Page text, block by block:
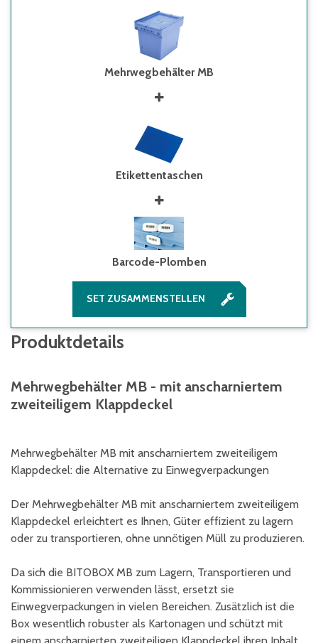
Mehrwegbehälter MB
Etikettentaschen
Barcode-Plomben
SET ZUSAMMENSTELLEN
Produktdetails
Mehrwegbehälter MB - mit anscharniertem
zweiteiligem Klappdeckel
Mehrwegbehälter MB mit anscharniertem zweiteiligem
Klappdeckel: die Alternative zu Einwegverpackungen
Der Mehrwegbehälter MB mit anscharniertem zweiteiligem
Klappdeckel erleichtert es Ihnen, Güter effizient zu lagern
oder zu transportieren, ohne unnötigen Müll zu produzieren.
Da sich die BITOBOX MB zum Lagern, Transportieren und
Kommissionieren verwenden lässt, ersetzt sie
Einwegverpackungen in vielen Bereichen. Zusätzlich ist die
Box wesentlich robuster als Kartonagen und schützt mit